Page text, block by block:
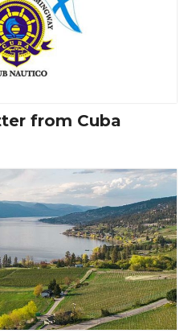
from Cuba